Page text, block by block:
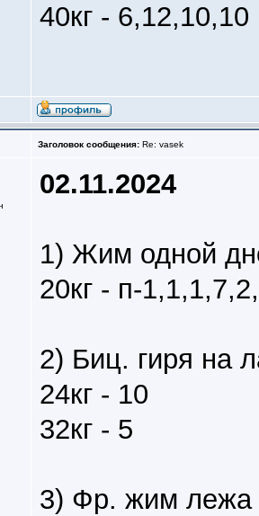
40кг - 6,12,10,10
Заголовок сообщения: Re: vasek
02.11.2024
1) Жим одной
20кг - п-
2) Биц. гиря на
24кг - 10
32кг - 5
3) Фр. жим лежа